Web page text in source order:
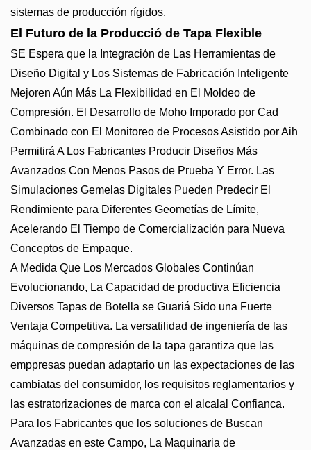
sistemas de producción rígidos.
El Futuro de la Producció de Tapa Flexible
SE Espera que la Integración de Las Herramientas de
Diseño Digital y Los Sistemas de Fabricación Inteligente
Mejoren Aún Más La Flexibilidad en El Moldeo de
Compresión. El Desarrollo de Moho Imporado por Cad
Combinado con El Monitoreo de Procesos Asistido por Aih
Permitirá A Los Fabricantes Producir Diseños Más
Avanzados Con Menos Pasos de Prueba Y Error. Las
Simulaciones Gemelas Digitales Pueden Predecir El
Rendimiente para Diferentes Geometías de Límite,
Acelerando El Tiempo de Comercialización para Nueva
Conceptos de Empaque.
A Medida Que Los Mercados Globales Continúan
Evolucionando, La Capacidad de productiva Eficiencia
Diversos Tapas de Botella se Guariá Sido una Fuerte
Ventaja Competitiva. La versatilidad de ingeniería de las
máquinas de compresión de la tapa garantiza que las
emppresas puedan adaptario un las expectaciones de las
cambiatas del consumidor, los requisitos reglamentarios y
las estratorizaciones de marca con el alcalal Confianca.
Para los Fabricantes que los soluciones de Buscan
Avanzadas en este Campo, La Maquinaria de